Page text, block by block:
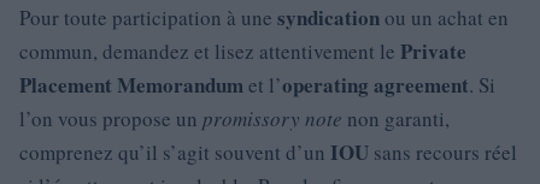
Pour toute participation à une syndicationou un achat en
commun, demandez et lisez attentivement le Private
Placement Memorandumet l’operating agreement. Si
l’on vous propose un promissory note non garanti,
comprenez qu’il s’agit souvent d’un IOU sans recours réel